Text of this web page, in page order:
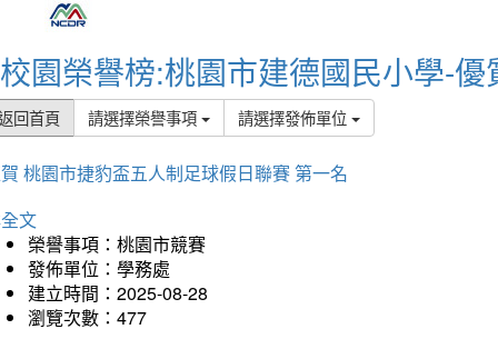
校園榮譽榜:桃園市建德國民小學-優
回首頁 請選擇榮譽事項 請選擇發佈單位
桃園市捷豹盃五人制足球假日聯賽 第一名
文
榮譽事項：桃園市競賽
發佈單位：學務處
建立時間：2025-08-28
瀏覽次數：477